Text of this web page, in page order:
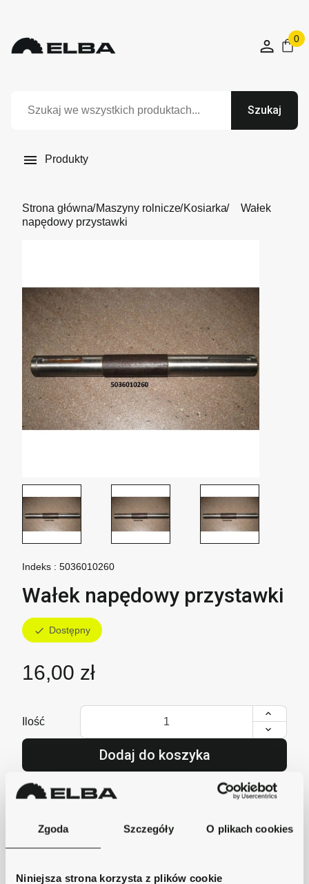
Zgoda Szczegóły O plikach cookies
Niniejsza strona korzysta z plików cookie
0
Szukaj
 Produkty
Strona główna Maszyny rolnicze Kosiarka
Wałek
napędowy przystawki
Indeks : 5036010260
Wałek napędowy przystawki
check Dostępny
16,00 zł
Ilość
Dodaj do koszyka
lub zadzwoń i zamów +48 62 733 86 11
Szybka wysyłka